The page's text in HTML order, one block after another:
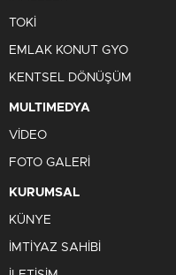
TOKİ
EMLAK KONUT GYO
KENTSEL DÖNÜŞÜM
MULTIMEDYA
VİDEO
FOTO GALERİ
KURUMSAL
KÜNYE
İMTİYAZ SAHİBİ